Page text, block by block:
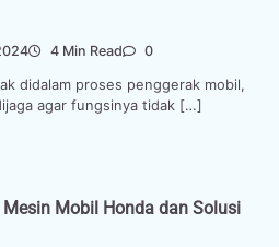
4 Min Read 0
didalam proses penggerak mobil,
agar fungsinya tidak […]
Mobil Honda dan Solusi